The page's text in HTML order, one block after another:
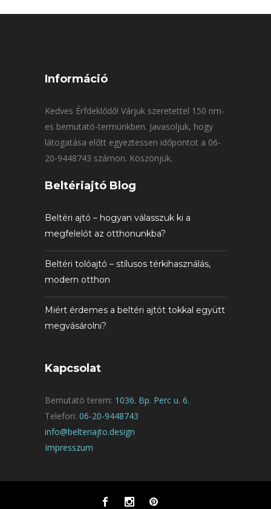
Információ
Kedves Érfdeklődő! Várjuk szeretettel 150 nm-
es bemutató-termünkben. Javasoljuk, hogy
látogatása előtt egyeztessen időpontot a 06-
20-9448743 számon. Köszönjük.
Beltériajtó Blog
Beltéri ajtó – hogyan válasszuk ki a
megfelelőt az otthonunkba?
Beltéri tolóajtó – stílusos térkihasználás,
modern otthon
Miért érdemes a beltéri ajtót tokkal együtt
megvásárolni?
Kapcsolat
Bemutató terem: 1036. Bp. Perc u. 6.
Telefon: 06-20-9448743
info@belteriajto.design
Impresszum